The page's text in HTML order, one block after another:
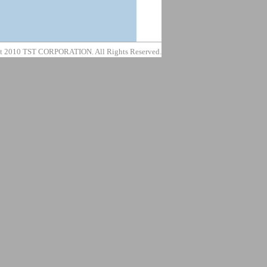
TST CORPORATION. All Rights Reserved.